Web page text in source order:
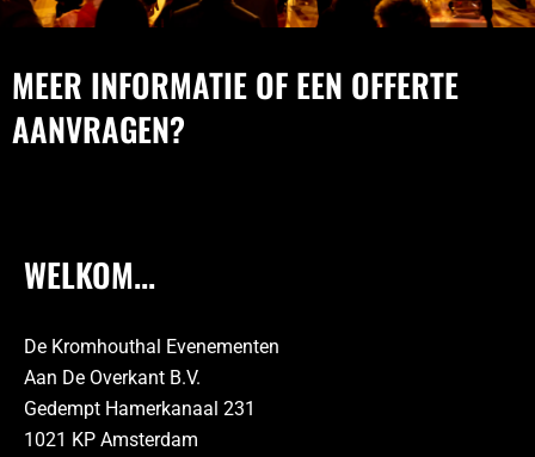
MEER INFORMATIE OF EEN OFFERTE
AANVRAGEN?
WELKOM...
De Kromhouthal Evenementen
Aan De Overkant B.V.
Gedempt Hamerkanaal 231
1021 KP Amsterdam